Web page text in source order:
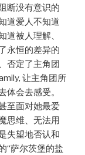
断没有意识的
道爱人不知道
道被人理解、
永恒的差异的
否定了主角团
让主角团所
体会去感受。
至面对她最爱
思维、无法用
失望地否认和
“萨尔茨堡的盐